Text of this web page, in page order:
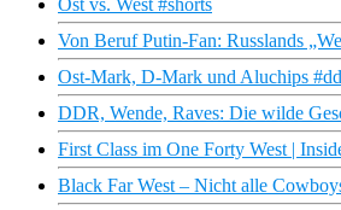
Ost vs. West #shorts
Von Beruf Putin-Fan: Russlands
Ost-Mark, D-Mark und Aluchips
DDR, Wende, Raves: Die wilde
First Class im One Forty West |
Black Far West – Nicht alle